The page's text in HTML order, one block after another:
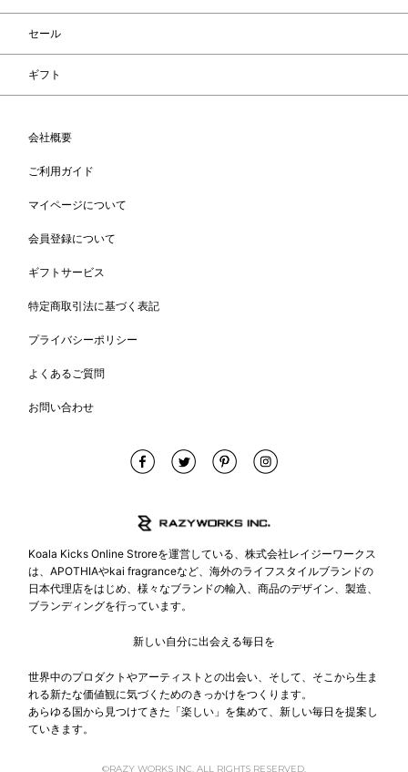
セール
ギフト
会社概要
ご利用ガイド
マイページについて
会員登録について
ギフトサービス
特定商取引法に基づく表記
プライバシーポリシー
よくあるご質問
お問い合わせ
Koala Kicks Online Stroreを運営している、株式会社レイジーワークス
は、APOTHIAやkai fragranceなど、海外のライフスタイルブランドの
日本代理店をはじめ、様々なブランドの輸入、商品のデザイン、製造、
ブランディングを行っています。
新しい自分に出会える毎日を
世界中のプロダクトやアーティストとの出会い、そして、そこから生ま
れる新たな価値観に気づくためのきっかけをつくります。
あらゆる国から見つけてきた「楽しい」を集めて、新しい毎日を提案し
ていきます。
©RAZY WORKS INC. ALL RIGHTS RESERVED.